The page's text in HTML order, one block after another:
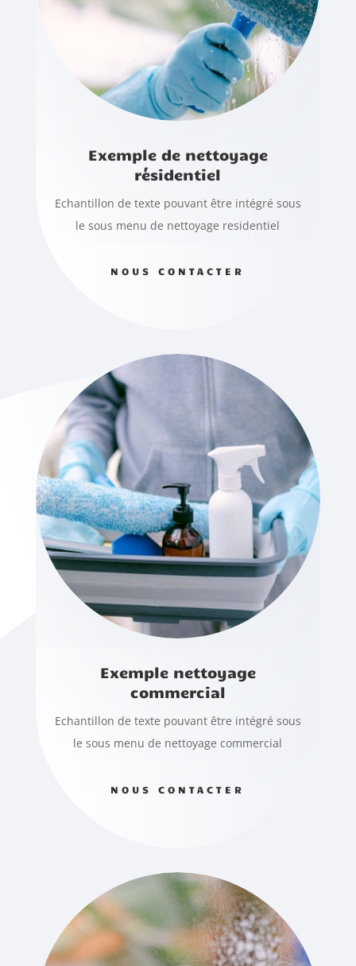
Exemple de nettoyage
résidentiel
Echantillon de texte pouvant être intégré sous
le sous menu de nettoyage residentiel
NOUS CONTACTER
Exemple nettoyage
commercial
Echantillon de texte pouvant être intégré sous
le sous menu de nettoyage commercial
NOUS CONTACTER